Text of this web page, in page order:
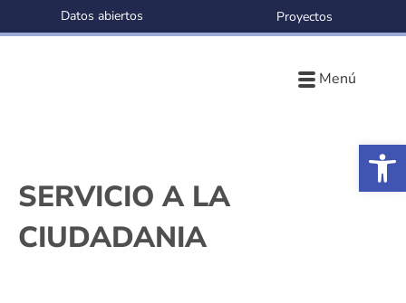
Menú
Datos abiertos Proyectos
SERVICIO A LA
CIUDADANIA